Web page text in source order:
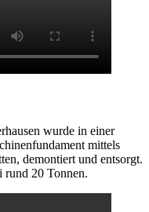
wurde in einer
mittels
demontiert und entsorgt.
rund 20 Tonnen.